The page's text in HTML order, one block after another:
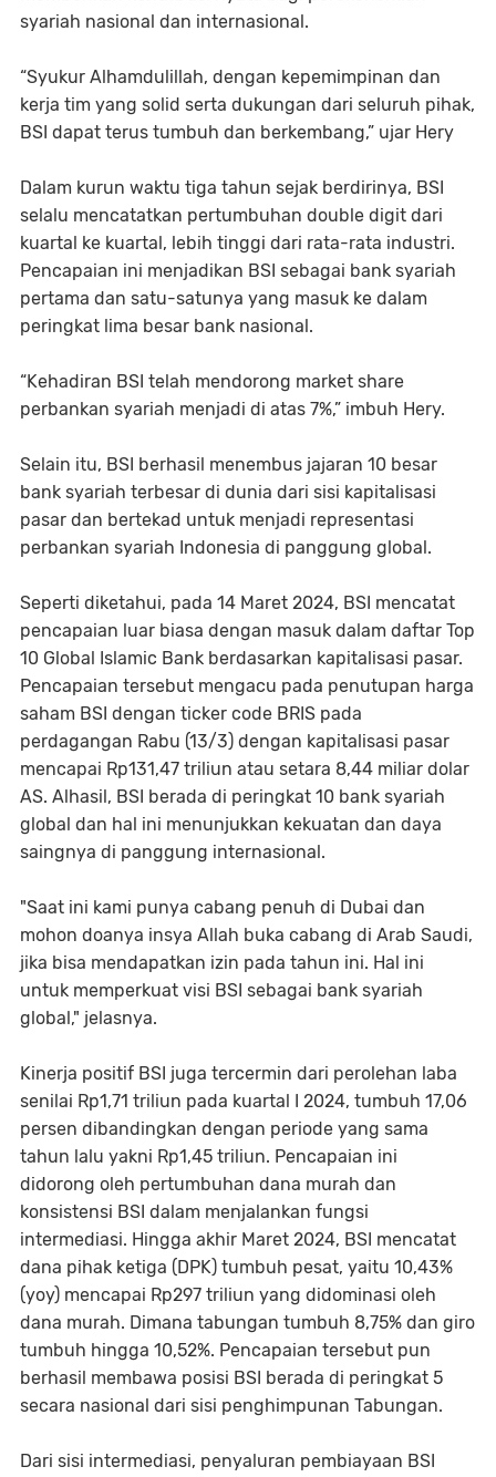
syariah nasional dan internasional.
“Syukur Alhamdulillah, dengan kepemimpinan dan
kerja tim yang solid serta dukungan dari seluruh pihak,
BSI dapat terus tumbuh dan berkembang,” ujar Hery
Dalam kurun waktu tiga tahun sejak berdirinya, BSI
selalu mencatatkan pertumbuhan double digit dari
kuartal ke kuartal, lebih tinggi dari rata-rata industri.
Pencapaian ini menjadikan BSI sebagai bank syariah
pertama dan satu-satunya yang masuk ke dalam
peringkat lima besar bank nasional.
“Kehadiran BSI telah mendorong market share
perbankan syariah menjadi di atas 7%,” imbuh Hery.
Selain itu, BSI berhasil menembus jajaran 10 besar
bank syariah terbesar di dunia dari sisi kapitalisasi
pasar dan bertekad untuk menjadi representasi
perbankan syariah Indonesia di panggung global.
Seperti diketahui, pada 14 Maret 2024, BSI mencatat
pencapaian luar biasa dengan masuk dalam daftar Top
10 Global Islamic Bank berdasarkan kapitalisasi pasar.
Pencapaian tersebut mengacu pada penutupan harga
saham BSI dengan ticker code BRIS pada
perdagangan Rabu (13/3) dengan kapitalisasi pasar
mencapai Rp131,47 triliun atau setara 8,44 miliar dolar
AS. Alhasil, BSI berada di peringkat 10 bank syariah
global dan hal ini menunjukkan kekuatan dan daya
saingnya di panggung internasional.
"Saat ini kami punya cabang penuh di Dubai dan
mohon doanya insya Allah buka cabang di Arab Saudi,
jika bisa mendapatkan izin pada tahun ini. Hal ini
untuk memperkuat visi BSI sebagai bank syariah
global," jelasnya.
Kinerja positif BSI juga tercermin dari perolehan laba
senilai Rp1,71 triliun pada kuartal I 2024, tumbuh 17,06
persen dibandingkan dengan periode yang sama
tahun lalu yakni Rp1,45 triliun. Pencapaian ini
didorong oleh pertumbuhan dana murah dan
konsistensi BSI dalam menjalankan fungsi
intermediasi. Hingga akhir Maret 2024, BSI mencatat
dana pihak ketiga (DPK) tumbuh pesat, yaitu 10,43%
(yoy) mencapai Rp297 triliun yang didominasi oleh
dana murah. Dimana tabungan tumbuh 8,75% dan giro
tumbuh hingga 10,52%. Pencapaian tersebut pun
berhasil membawa posisi BSI berada di peringkat 5
secara nasional dari sisi penghimpunan Tabungan.
Dari sisi intermediasi, penyaluran pembiayaan BSI